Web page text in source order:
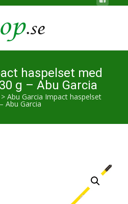
haspelset med
g – Abu Garcia
> Abu Garcia Impact haspelset
Abu Garcia